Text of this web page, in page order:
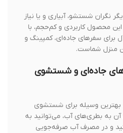
شستشو، آبیاری و یا نیاز
کاربردی و کم‌حجم، با
سفرهای جاده‌ای، کمپینگ و
شماست.
جاده‌ای و شستشوی
وسیله برای شستشوی
بطری‌های آب، می‌توانید به
و در مصرف آب صرفه‌جویی